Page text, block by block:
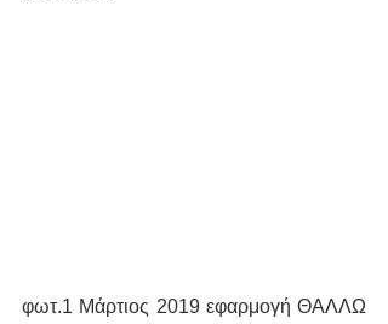
φωτ.1 Μάρτιος 2019 εφαρμογή ΘΑΛΛΩ